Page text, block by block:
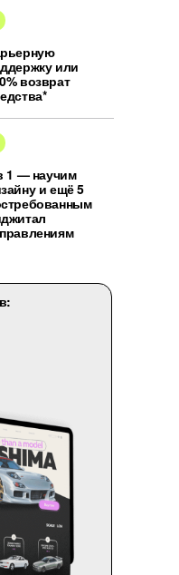
или
возврат
1 — научим
и ещё 5